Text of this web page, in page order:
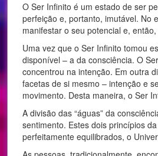
O Ser Infinito é um estado de ser
perfeição e, portanto, imutável. No
manifestar o seu potencial e,
Uma vez que o Ser Infinito tomou
disponível – a da consciência. O
concentrou na intenção. Em outra
facetas de si mesmo – intenção e
movimento. Desta maneira, o Ser
A divisão das “águas” da
sentimento. Estes dois princípios
perfeitamente equilibrados, o